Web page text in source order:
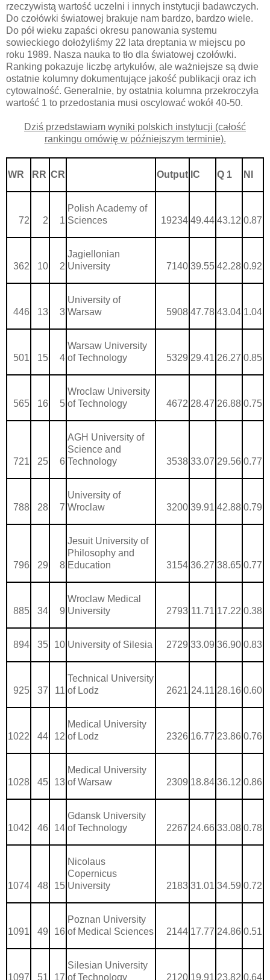
rzeczywistą wartość uczelni i innych instytucji badawczych.
Do czołówki światowej brakuje nam bardzo, bardzo wiele.
Do pół wieku zapaści okresu panowania systemu
sowieckiego dołożyliśmy 22 lata dreptania w miejscu po
roku 1989. Nasza nauka to tło dla światowej czołówki.
Ranking pokazuje liczbę artykułów, ale ważniejsze są dwie
ostatnie kolumny dokumentujące jakość publikacji oraz ich
cytowalność. Generalnie, by ostatnia kolumna przekroczyła
wartość 1 to przedostania musi oscylować wokół 40-50.
Dziś przedstawiam wyniki polskich instytucji (całość
rankingu omówię w późniejszym terminie).
WR RR CR Output IC Q 1 NI
72 2 1
Polish Academy of
Sciences
19234 49.44 43.12 0.87
362 10 2
Jagiellonian
University
7140 39.55 42.28 0.92
446 13 3
University of
Warsaw
5908 47.78 43.04 1.04
501 15 4
Warsaw University
of Technology
5329 29.41 26.27 0.85
565 16 5
Wroclaw University
of Technology
4672 28.47 26.88 0.75
721 25 6
AGH University of
Science and
Technology
3538 33.07 29.56 0.77
788 28 7
University of
Wroclaw
3200 39.91 42.88 0.79
796 29 8
Jesuit University of
Philosophy and
Education
3154 36.27 38.65 0.77
885 34 9
Wroclaw Medical
University
2793 11.71 17.22 0.38
894 35 10 University of Silesia 2729 33.09 36.90 0.83
925 37 11
Technical University
of Lodz
2621 24.11 28.16 0.60
1022 44 12
Medical University
of Lodz
2326 16.77 23.86 0.76
1028 45 13
Medical University
of Warsaw
2309 18.84 36.12 0.86
1042 46 14
Gdansk University
of Technology
2267 24.66 33.08 0.78
1074 48 15
Nicolaus
Copernicus
University
2183 31.01 34.59 0.72
1091 49 16
Poznan University
of Medical Sciences
2144 17.77 24.86 0.51
1097 51 17
Silesian University
of Technology
2120 19.91 23.82 0.64